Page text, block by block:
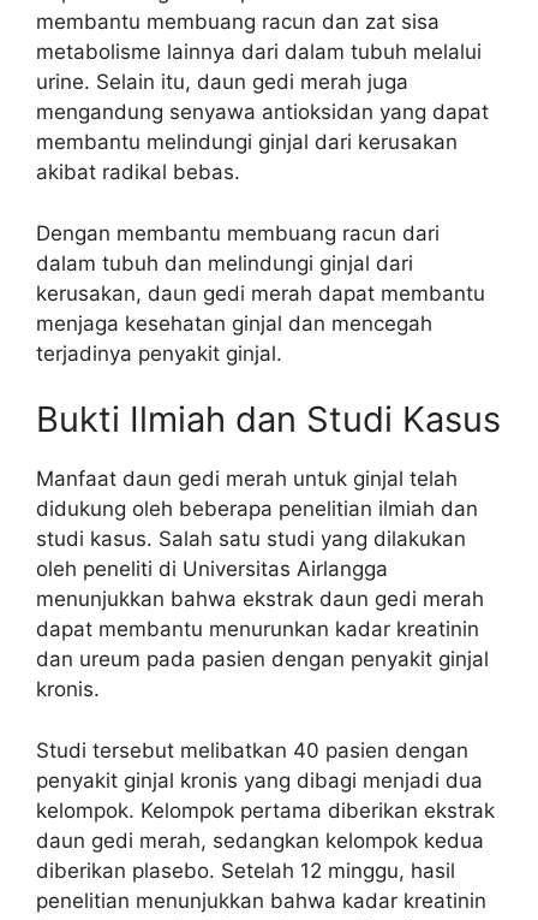
membantu membuang racun dan zat sisa
metabolisme lainnya dari dalam tubuh melalui
urine. Selain itu, daun gedi merah juga
mengandung senyawa antioksidan yang dapat
membantu melindungi ginjal dari kerusakan
akibat radikal bebas.
Dengan membantu membuang racun dari
dalam tubuh dan melindungi ginjal dari
kerusakan, daun gedi merah dapat membantu
menjaga kesehatan ginjal dan mencegah
terjadinya penyakit ginjal.
Bukti Ilmiah dan Studi Kasus
Manfaat daun gedi merah untuk ginjal telah
didukung oleh beberapa penelitian ilmiah dan
studi kasus. Salah satu studi yang dilakukan
oleh peneliti di Universitas Airlangga
menunjukkan bahwa ekstrak daun gedi merah
dapat membantu menurunkan kadar kreatinin
dan ureum pada pasien dengan penyakit ginjal
kronis.
Studi tersebut melibatkan 40 pasien dengan
penyakit ginjal kronis yang dibagi menjadi dua
kelompok. Kelompok pertama diberikan ekstrak
daun gedi merah, sedangkan kelompok kedua
diberikan plasebo. Setelah 12 minggu, hasil
penelitian menunjukkan bahwa kadar kreatinin